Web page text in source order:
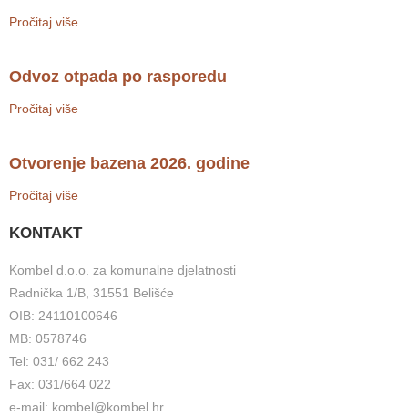
Pročitaj više
Odvoz otpada po rasporedu
Pročitaj više
Otvorenje bazena 2026. godine
Pročitaj više
KONTAKT
Kombel d.o.o. za komunalne djelatnosti
Radnička 1/B, 31551 Belišće
OIB: 24110100646
MB: 0578746
Tel: 031/ 662 243
Fax: 031/664 022
e-mail: kombel@kombel.hr